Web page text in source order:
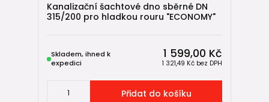
Kanalizační šachtové dno sběrné DN
315/200 pro hladkou rouru "ECONOMY"
1 599,00 Kč
1 321,49 Kč bez DPH
Skladem, ihned k
expedici
Přidat do košíku